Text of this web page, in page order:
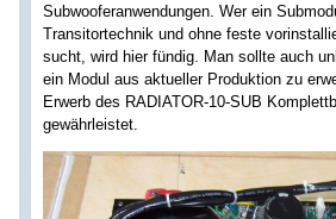
Subwooferanwendungen. Wer ein
Transitortechnik und ohne feste
sucht, wird hier fündig. Man sollte auch
ein Modul aus aktueller Produktion zu
Erwerb des RADIATOR-10-SUB
gewährleistet.